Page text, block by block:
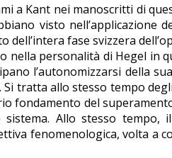
a Kant nei manoscritti di
visto nell’applicazione
dell’intera fase svizzera
nella personalità di Hegel
l’autonomizzarsi della
tratta allo stesso tempo
fondamento del
Allo stesso tempo,
fenomenologica, volta a